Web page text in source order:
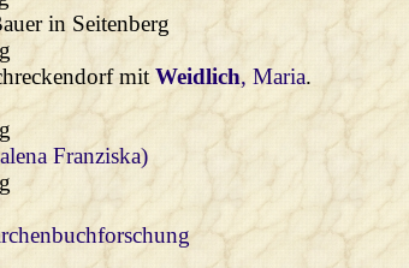
in Seitenberg
mitWeidlich, Maria.
Franziska)